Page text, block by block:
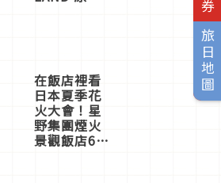
旅日地圖
店3分即達
在飯店裡看
日本夏季花
火大會！星
野集團煙火
景觀飯店6